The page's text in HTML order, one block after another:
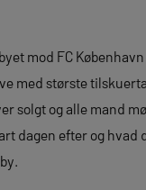
mod FC
med største
solgt og alle mand
dagen efter og hvad